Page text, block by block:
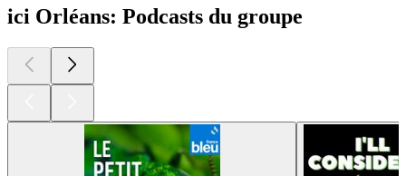
ici Orléans: Podcasts du groupe